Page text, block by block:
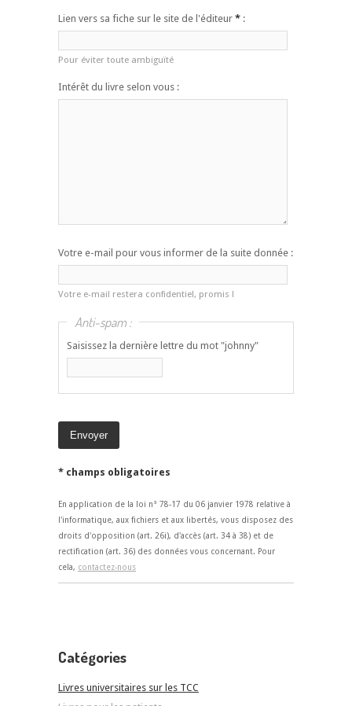
Lien vers sa fiche sur le site de l'éditeur * :
Pour éviter toute ambiguïté
Intérêt du livre selon vous :
Votre e-mail pour vous informer de la suite donnée :
Votre e-mail restera confidentiel, promis !
Anti-spam :
Saisissez la dernière lettre du mot "johnny"
* champs obligatoires
En application de la loi n° 78-17 du 06 janvier 1978 relative à
l'informatique, aux fichiers et aux libertés, vous disposez des
droits d'opposition (art. 26i), d'accès (art. 34 à 38) et de
rectification (art. 36) des données vous concernant. Pour
cela, contactez-nous
Catégories
Livres universitaires sur les TCC